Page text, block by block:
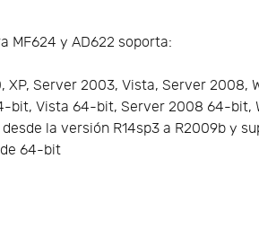
MF624 y AD622 soporta:
XP, Server 2003, Vista, Server 2008,
bit, Vista 64-bit, Server 2008 64-bit,
la versión R14sp3 a R2009b y
de 64-bit